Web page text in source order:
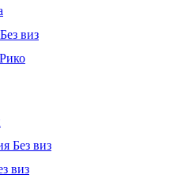
Без виз
Без виз
виз